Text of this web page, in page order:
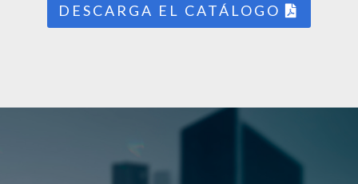
DESCARGA EL CATÁLOGO